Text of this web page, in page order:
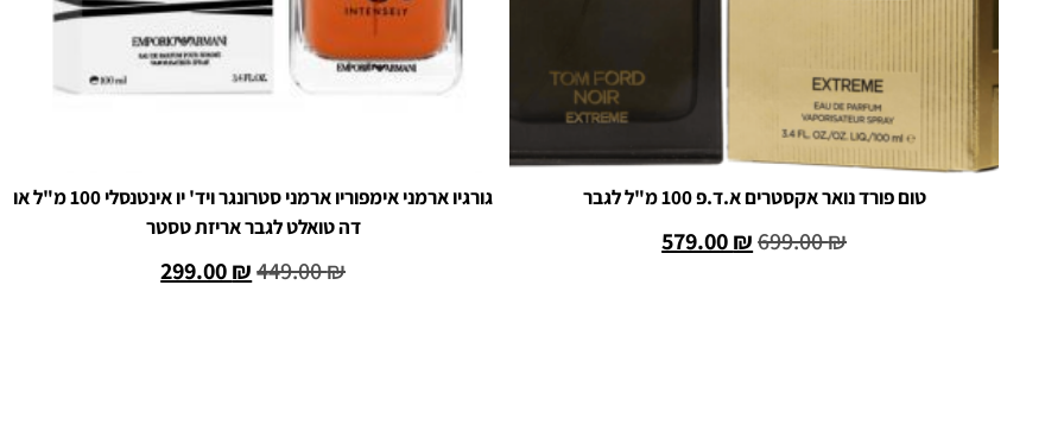
גורגיו ארמני אימפוריו ארמני סטרונגר ויד' יו אינטנסלי 100 מ"ל או
דה טואלט לגבר אריזת טסטר
449.00₪
299.00₪
טום פורד נואר אקסטרים א.ד.פ 100 מ"ל לגבר
699.00₪
579.00₪